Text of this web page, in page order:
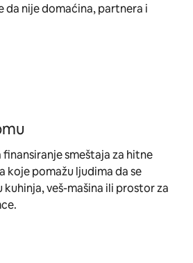
da nije domaćina, partnera i
finansiranje smeštaja za hitne
koje pomažu ljudima da se
kuhinja, veš-mašina ili prostor za